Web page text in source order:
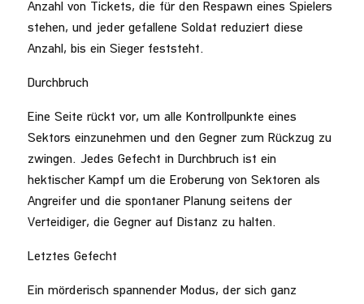
Anzahl von Tickets, die für den Respawn eines Spielers
stehen, und jeder gefallene Soldat reduziert diese
Anzahl, bis ein Sieger feststeht.
Durchbruch
Eine Seite rückt vor, um alle Kontrollpunkte eines
Sektors einzunehmen und den Gegner zum Rückzug zu
zwingen. Jedes Gefecht in Durchbruch ist ein
hektischer Kampf um die Eroberung von Sektoren als
Angreifer und die spontaner Planung seitens der
Verteidiger, die Gegner auf Distanz zu halten.
Letztes Gefecht
Ein mörderisch spannender Modus, der sich ganz